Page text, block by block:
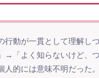
行動が一貫として理解し
→「よく知らないけど、
的には意味不明だった。